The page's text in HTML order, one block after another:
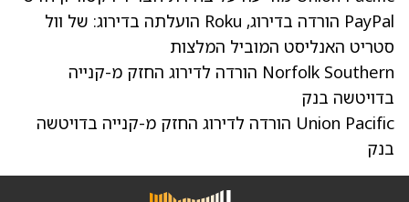
PayPal הורדה בדירוג, Roku הועלתה בדירוג: של וול
סטריט האנליסט המוביל המלצות
Norfolk Southern הורדה לדירוג החזק מ-קנייה
בדויטשה בנק
Union Pacific הורדה לדירוג החזק מ-קנייה בדויטשה
בנק